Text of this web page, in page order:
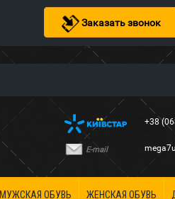
Заказать звонок
+38
E-mail
МУЖСКАЯ ОБУВЬ ЖЕНСКАЯ ОБУВЬ